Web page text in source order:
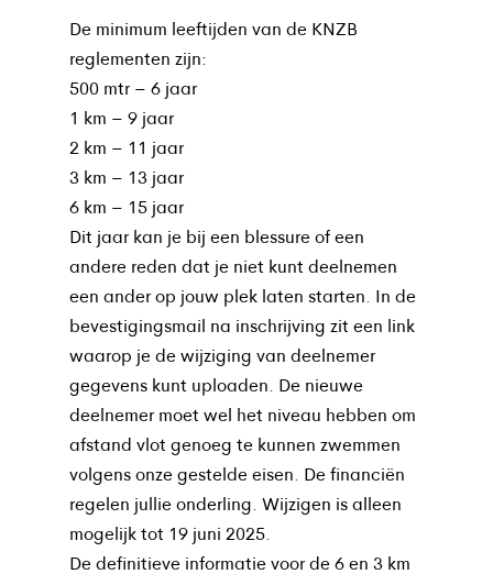
De minimum leeftijden van de KNZB
reglementen zijn:
500 mtr – 6 jaar
1 km – 9 jaar
2 km – 11 jaar
3 km – 13 jaar
6 km – 15 jaar
Dit jaar kan je bij een blessure of een
andere reden dat je niet kunt deelnemen
een ander op jouw plek laten starten. In de
bevestigingsmail na inschrijving zit een link
waarop je de wijziging van deelnemer
gegevens kunt uploaden. De nieuwe
deelnemer moet wel het niveau hebben om
afstand vlot genoeg te kunnen zwemmen
volgens onze gestelde eisen. De financiën
regelen jullie onderling. Wijzigen is alleen
mogelijk tot 19 juni 2025.
De definitieve informatie voor de 6 en 3 km